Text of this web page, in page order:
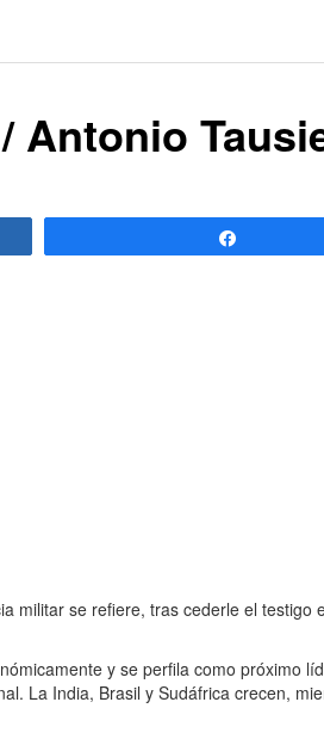
Antonio
militar se refiere, tras cederle el testigo
y se perfila como próximo
La India, Brasil y Sudáfrica crecen,